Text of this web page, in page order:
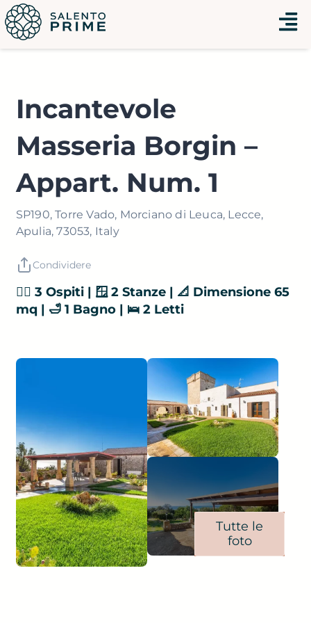
Vai
al
contenuto
Menu
Incantevole
Masseria Borgin –
Appart. Num. 1
SP190, Torre Vado, Morciano di Leuca, Lecce,
Apulia, 73053, Italy
Condividere
👯‍♂️ 3 Ospiti | 🪟 2 Stanze | 📐 Dimensione 65
mq | 🛁 1 Bagno | 🛌 2 Letti
Tutte le
foto